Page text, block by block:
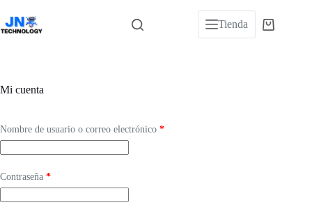
contenido
Tienda
Carro
Mi cuenta
Nombre de usuario o correo electrónico *Obligatorio
Contraseña *Obligatorio